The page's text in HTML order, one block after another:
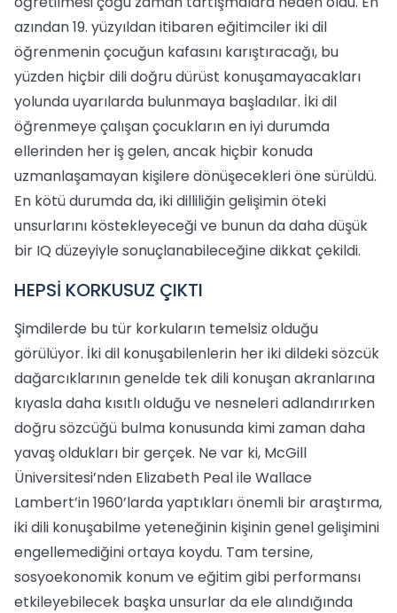
azından 19. yüzyıldan itibaren eğitimciler iki dil
öğrenmenin çocuğun kafasını karıştıracağı, bu
yüzden hiçbir dili doğru dürüst konuşamayacakları
yolunda uyarılarda bulunmaya başladılar. İki dil
öğrenmeye çalışan çocukların en iyi durumda
ellerinden her iş gelen, ancak hiçbir konuda
uzmanlaşamayan kişilere dönüşecekleri öne sürüldü.
En kötü durumda da, iki dilliliğin gelişimin öteki
unsurlarını köstekleyeceği ve bunun da daha düşük
bir IQ düzeyiyle sonuçlanabileceğine dikkat çekildi.
HEPSİ KORKUSUZ ÇIKTI
Şimdilerde bu tür korkuların temelsiz olduğu
görülüyor. İki dil konuşabilenlerin her iki dildeki sözcük
dağarcıklarının genelde tek dili konuşan akranlarına
kıyasla daha kısıtlı olduğu ve nesneleri adlandırırken
doğru sözcüğü bulma konusunda kimi zaman daha
yavaş oldukları bir gerçek. Ne var ki, McGill
Üniversitesi’nden Elizabeth Peal ile Wallace
Lambert’in 1960’larda yaptıkları önemli bir araştırma,
iki dili konuşabilme yeteneğinin kişinin genel gelişimini
engellemediğini ortaya koydu. Tam tersine,
sosyoekonomik konum ve eğitim gibi performansı
etkileyebilecek başka unsurlar da ele alındığında